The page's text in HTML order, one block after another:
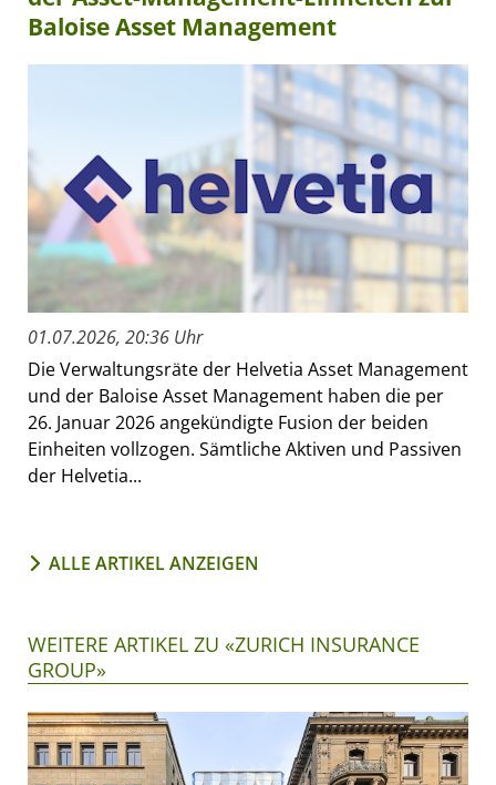
Baloise Asset Management
01.07.2026, 20:36 Uhr
Die Verwaltungsräte der Helvetia Asset Management
und der Baloise Asset Management haben die per
26. Januar 2026 angekündigte Fusion der beiden
Einheiten vollzogen. Sämtliche Aktiven und Passiven
der Helvetia...
ALLE ARTIKEL ANZEIGEN
WEITERE ARTIKEL ZU «ZURICH INSURANCE
GROUP»